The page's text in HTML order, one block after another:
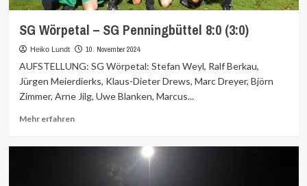
SG Wörpetal – SG Penningbüttel 8:0 (3:0)
Heiko Lundt 10. November 2024
AUFSTELLUNG: SG Wörpetal: Stefan Weyl, Ralf Berkau,
Jürgen Meierdierks, Klaus-Dieter Drews, Marc Dreyer, Björn
Zimmer, Arne Jilg, Uwe Blanken, Marcus...
Mehr erfahrenMehr